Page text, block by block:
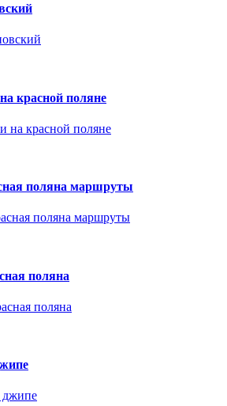
красной поляне
поляна маршруты
поляна